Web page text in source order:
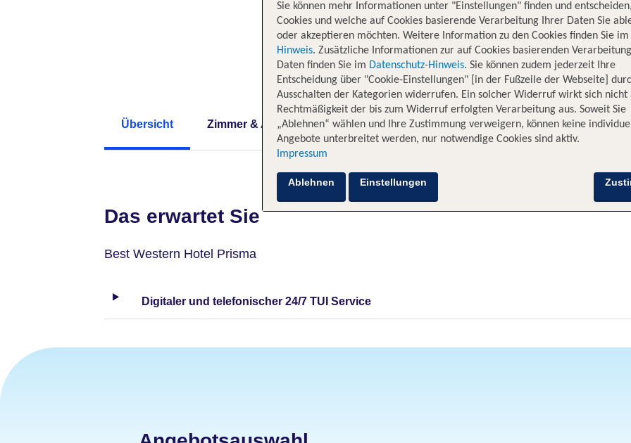
Übersicht Zimmer & Angebote Hotelinformationen Lage Bewertungen
Das erwartet Sie
Best Western Hotel Prisma
Digitaler und telefonischer 24/7 TUI Service
Sie können mehr Informationen unter "Einstellungen" finden und
Cookies und welche auf Cookies basierende Verarbeitung Ihrer Daten Sie
oder akzeptieren möchten. Weitere Information zu den Cookies finden Sie im
Hinweis. Zusätzliche Informationen zur auf Cookies basierenden
Daten finden Sie im Datenschutz-Hinweis. Sie können zudem jederzeit Ihre
Entscheidung über "Cookie-Einstellungen" [in der Fußzeile der Webseite]
Ausschalten der Kategorien widerrufen. Ein solcher Widerruf wirkt sich nicht
Rechtmäßigkeit der bis zum Widerruf erfolgten Verarbeitung aus. Soweit Sie
„Ablehnen“ wählen und Ihre Zustimmung verweigern, können keine
Angebote unterbreitet werden, nur notwendige Cookies sind aktiv.
Impressum
Ablehnen Einstellungen